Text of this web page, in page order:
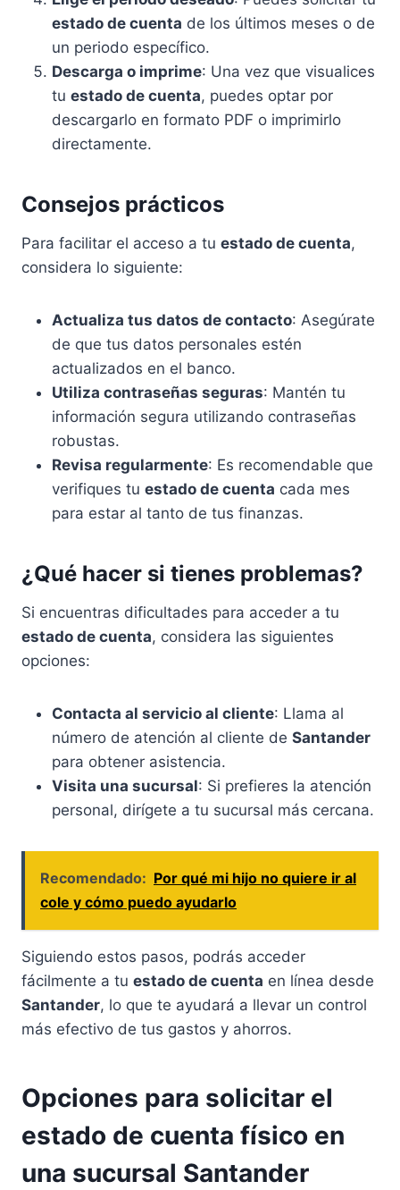
estado de cuenta de los últimos meses o de
un periodo específico.
Descarga o imprime: Una vez que visualices
tu estado de cuenta, puedes optar por
descargarlo en formato PDF o imprimirlo
directamente.
Consejos prácticos
Para facilitar el acceso a tu estado de cuenta,
considera lo siguiente:
Actualiza tus datos de contacto: Asegúrate
de que tus datos personales estén
actualizados en el banco.
Utiliza contraseñas seguras: Mantén tu
información segura utilizando contraseñas
robustas.
Revisa regularmente: Es recomendable que
verifiques tu estado de cuenta cada mes
para estar al tanto de tus finanzas.
¿Qué hacer si tienes problemas?
Si encuentras dificultades para acceder a tu
estado de cuenta, considera las siguientes
opciones:
Contacta al servicio al cliente: Llama al
número de atención al cliente de Santander
para obtener asistencia.
Visita una sucursal: Si prefieres la atención
personal, dirígete a tu sucursal más cercana.
Recomendado: Por qué mi hijo no quiere ir al
cole y cómo puedo ayudarlo
Siguiendo estos pasos, podrás acceder
fácilmente a tu estado de cuenta en línea desde
Santander, lo que te ayudará a llevar un control
más efectivo de tus gastos y ahorros.
Opciones para solicitar el
estado de cuenta físico en
una sucursal Santander